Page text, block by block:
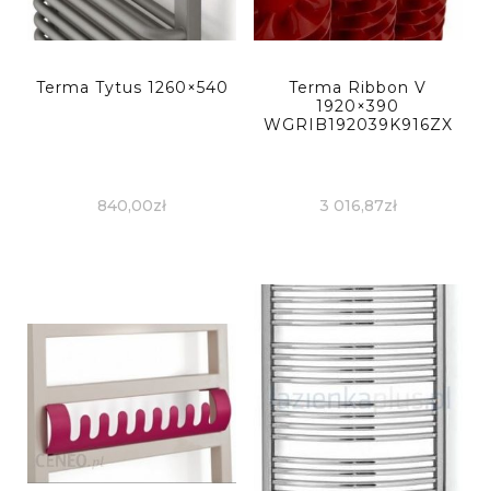
Terma Tytus 1260×540
840,00zł
Terma Ribbon V
1920×390
WGRIB192039K916ZX
3 016,87zł